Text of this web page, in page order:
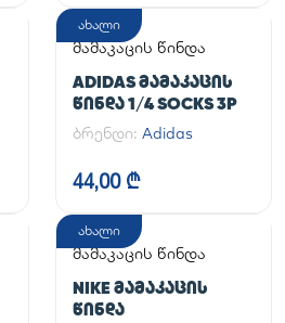
ახალი
მამაკაცის წინდა
ADIDAS ᲛᲐᲛᲐᲙᲐᲪᲘᲡ
ᲬᲘᲜᲓᲐ 1/4 SOCKS 3P
ბრენდი: Adidas
44,00 ₾
ახალი
მამაკაცის წინდა
NIKE ᲛᲐᲛᲐᲙᲐᲪᲘᲡ
ᲬᲘᲜᲓᲐ